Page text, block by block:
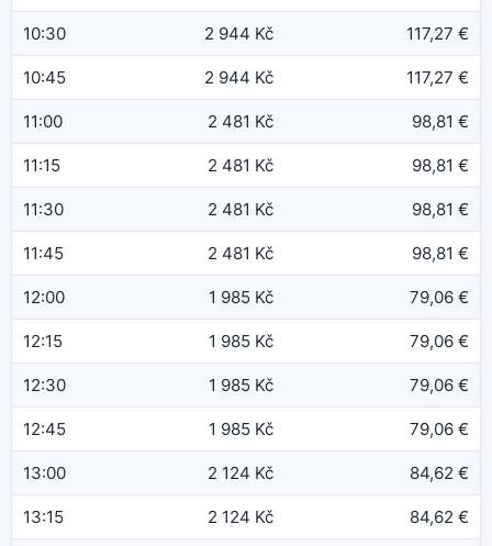
10:30 2 944 Kč 117,27 €
10:45 2 944 Kč 117,27 €
11:00 2 481 Kč 98,81 €
11:15 2 481 Kč 98,81 €
11:30 2 481 Kč 98,81 €
11:45 2 481 Kč 98,81 €
12:00 1 985 Kč 79,06 €
12:15 1 985 Kč 79,06 €
12:30 1 985 Kč 79,06 €
12:45 1 985 Kč 79,06 €
13:00 2 124 Kč 84,62 €
13:15 2 124 Kč 84,62 €